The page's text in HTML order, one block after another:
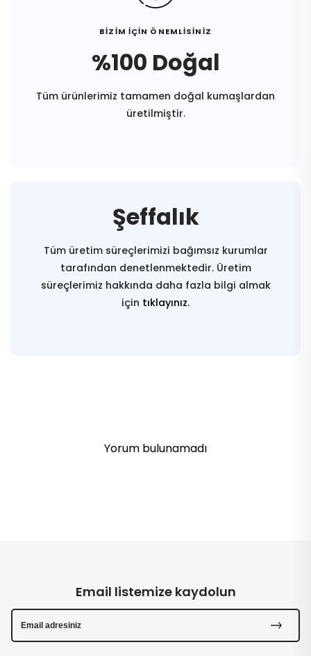
BİZİM İÇİN ÖNEMLİSİNİZ
%100 Doğal
Tüm ürünlerimiz tamamen doğal kumaşlardan
üretilmiştir.
Şeffalık
Tüm üretim süreçlerimizi bağımsız kurumlar
tarafından denetlenmektedir. Üretim
süreçlerimiz hakkında daha fazla bilgi almak
için tıklayınız.
Yorum bulunamadı
Email listemize kaydolun